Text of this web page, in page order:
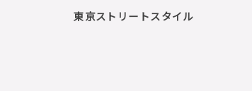
東京ストリートスタイル